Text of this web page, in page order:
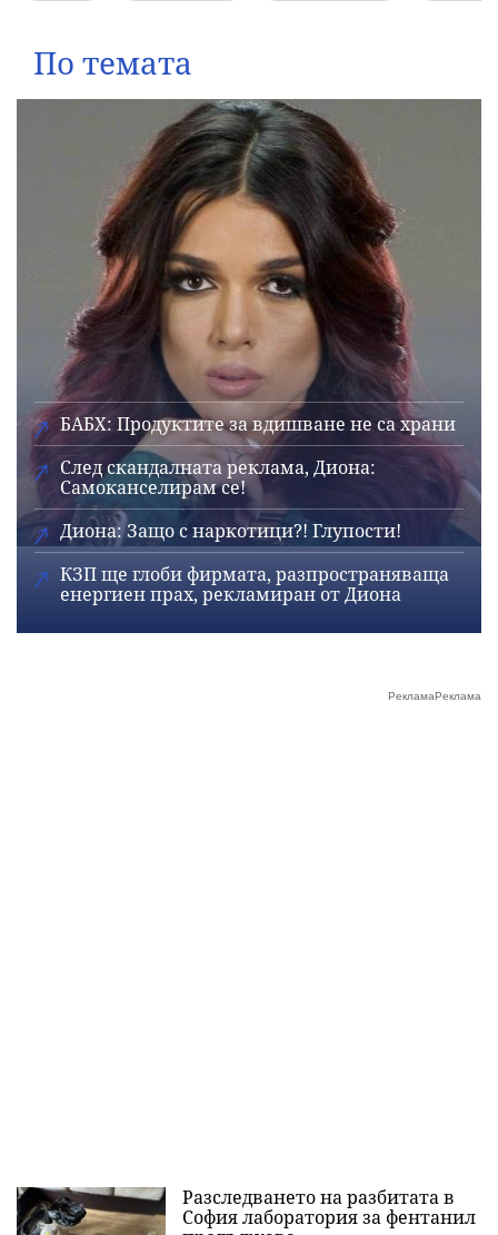
По темата
БАБХ: Продуктите за вдишване не са храни
След скандалната реклама, Диона:
Самоканселирам се!
Диона: Защо с наркотици?! Глупости!
КЗП ще глоби фирмата, разпространяваща
енергиен прах, рекламиран от Диона
Разследването на разбитата в
София лаборатория за фентанил